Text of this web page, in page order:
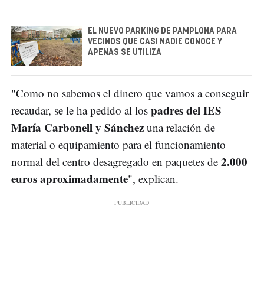
EL NUEVO PARKING DE PAMPLONA PARA
VECINOS QUE CASI NADIE CONOCE Y
APENAS SE UTILIZA
"Como no sabemos el dinero que vamos a conseguir
recaudar, se le ha pedido al los padres del IES
María Carbonell y Sánchez una relación de
material o equipamiento para el funcionamiento
normal del centro desagregado en paquetes de 2.000
euros aproximadamente", explican.